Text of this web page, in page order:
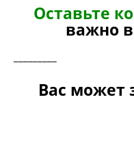
Оставьте
важно
Вас может